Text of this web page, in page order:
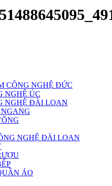
CÔNG NGHỆ ĐỨC
NGHỆ ÚC
NGHỆ ĐÀI LOAN
NGHỆ ĐÀI LOAN
ÁO